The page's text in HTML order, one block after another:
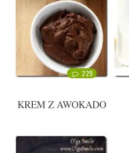
229
KREM Z AWOKADO